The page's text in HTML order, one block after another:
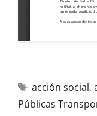
acción social,
Públicas